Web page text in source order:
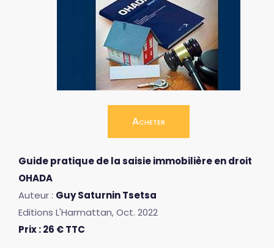
Acheter
Guide pratique de la saisie immobilière en droit
OHADA
Auteur : Guy Saturnin Tsetsa
Editions L'Harmattan, Oct. 2022
Prix : 26 € TTC